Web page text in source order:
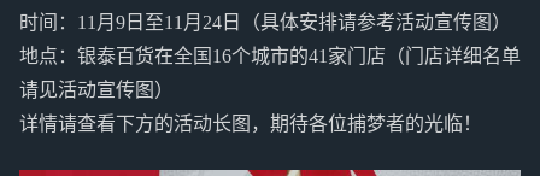
时间：11月9日至11月24日（具体安排请参考活动宣传图）
地点：银泰百货在全国16个城市的41家门店（门店详细名单
请见活动宣传图）
详情请查看下方的活动长图，期待各位捕梦者的光临！